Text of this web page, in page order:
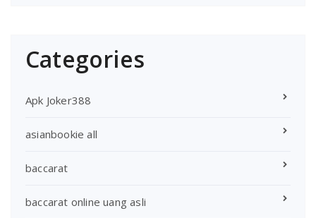
Categories
Apk Joker388
asianbookie all
baccarat
baccarat online uang asli